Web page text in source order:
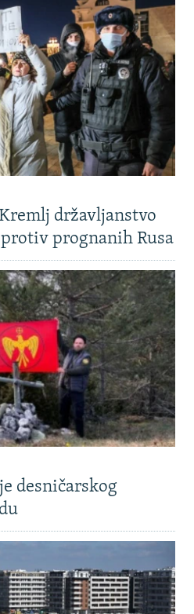
državljanstvo
prognanih Rusa
desničarskog